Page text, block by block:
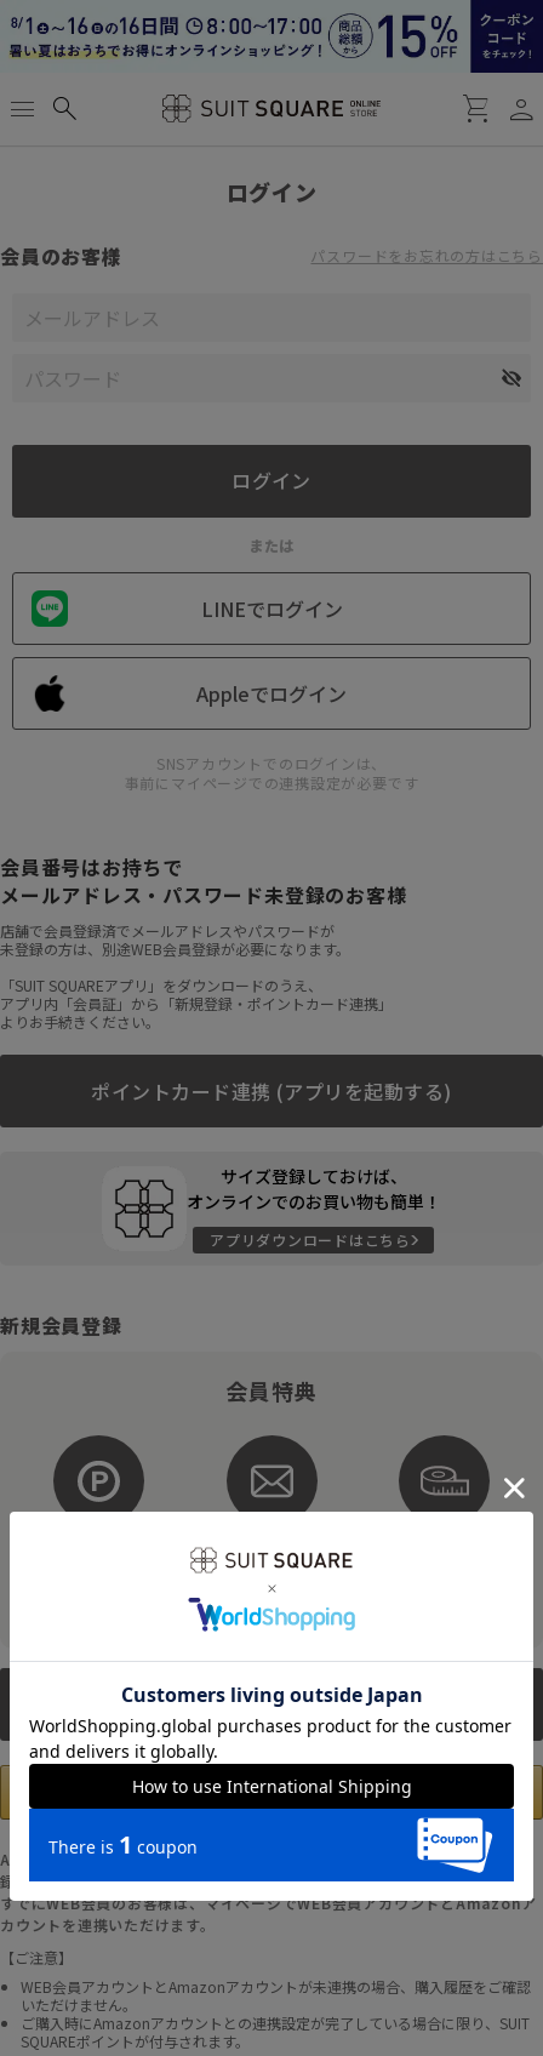
menu search shopping_cart person
ログイン
会員のお客様 パスワードをお忘れの方はこちら
または
LINEでログイン
Appleでログイン
SNSアカウントでのログインは、
事前にマイページでの連携設定が必要です
会員番号はお持ちで
メールアドレス・パスワード未登録のお客様
店舗で会員登録済でメールアドレスやパスワードが
未登録の方は、別途WEB会員登録が必要になります。
「SUIT SQUAREアプリ」をダウンロードのうえ、
アプリ内「会員証」から「新規登録・ポイントカード連携」
よりお手続きください。
ポイントカード連携 (アプリを起動する)
サイズ登録しておけば、
オンラインでのお買い物も簡単！
アプリダウンロードはこちら
新規会員登録
会員特典
メルマガ配信
そのほかにもさまざまなキャンペーンを予定しています。
新規会員登録
Amazonアカウントの登録情報を使用して、お支払いおよび新規WEB会員登
録が可能です。
すでにWEB会員のお客様は、マイページでWEB会員アカウントとAmazonア
カウントを連携いただけます。
【ご注意】
WEB会員アカウントとAmazonアカウントが未連携の場合、購入履歴をご確認
いただけません。
ご購入時にAmazonアカウントとの連携設定が完了している場合に限り、SUIT
SQUAREポイントが付与されます。